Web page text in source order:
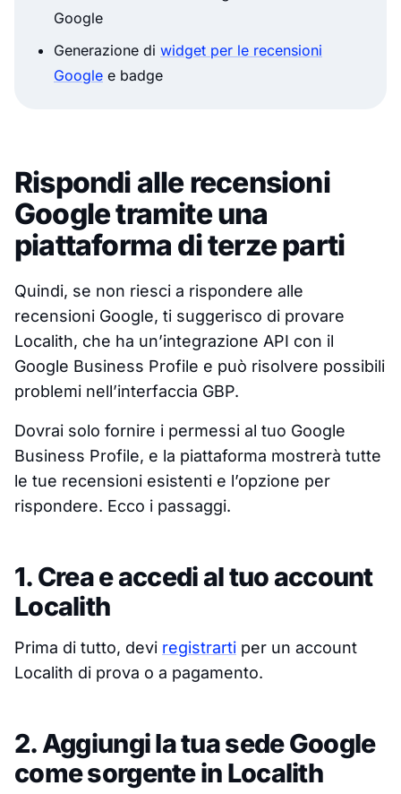
Google
Generazione di widget per le recensioni
Google e badge
Rispondi alle recensioni
Google tramite una
piattaforma di terze parti
Quindi, se non riesci a rispondere alle
recensioni Google, ti suggerisco di provare
Localith, che ha un’integrazione API con il
Google Business Profile e può risolvere possibili
problemi nell’interfaccia GBP.
Dovrai solo fornire i permessi al tuo Google
Business Profile, e la piattaforma mostrerà tutte
le tue recensioni esistenti e l’opzione per
rispondere. Ecco i passaggi.
1. Crea e accedi al tuo account
Localith
Prima di tutto, devi registrarti per un account
Localith di prova o a pagamento.
2. Aggiungi la tua sede Google
come sorgente in Localith